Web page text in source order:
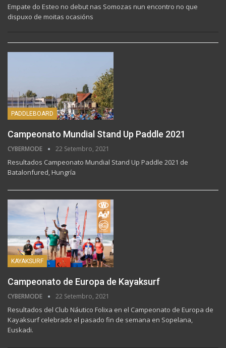
Empate do Esteo no debut nas Somozas nun encontro no que
dispuxo de moitas ocasións
PADDLEBOARD
Campeonato Mundial Stand Up Paddle 2021
CYBERMODE 22 Setembro, 2021
Resultados Campeonato Mundial Stand Up Paddle 2021 de
Batalonfured, Hungría
KAYAKSURF
Campeonato de Europa de Kayaksurf
CYBERMODE 22 Setembro, 2021
Resultados del Club Náutico Folixa en el Campeonato de Europa de
Kayaksurf celebrado el pasado fin de semana en Sopelana,
Euskadi.